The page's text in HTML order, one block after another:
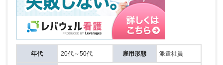
年代 20代～50代 雇用形態 派遣社員